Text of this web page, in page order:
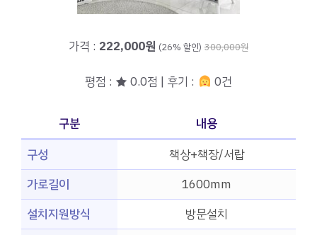
가격 : 222,000원 (26% 할인) 300,000원
평점 : ★ 0.0점 | 후기 : 0건
구분
내용
구성
책상+책장/서랍
가로길이
1600mm
설치지원방식
방문설치